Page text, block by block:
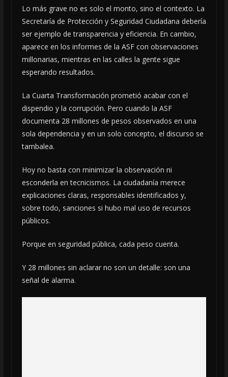
Lo más grave no es solo el monto, sino el contexto. La
Secretaría de Protección y Seguridad Ciudadana debería
ser ejemplo de transparencia y eficiencia. En cambio,
aparece en los informes de la ASF con observaciones
millonarias, mientras en las calles la gente sigue
esperando resultados.
La Cuarta Transformación prometió acabar con el
dispendio y la corrupción. Pero cuando la ASF
documenta 28 millones de pesos observados en una
sola dependencia y en un solo concepto, el discurso se
tambalea.
Hoy no basta con minimizar la observación ni
esconderla en tecnicismos. La ciudadanía merece
explicaciones claras, responsables identificados y,
sobre todo, sanciones si hubo mal uso de recursos
públicos.
Porque en seguridad pública, cada peso cuenta.
Y 28 millones sin aclarar no son un detalle: son una
señal de alarma.